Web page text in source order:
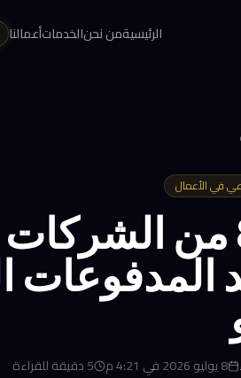
الرئيسيةمن نحنالخدماتأعمالنا
في الأعمال
83% من
المدفوعات
8 يوليو 2026 في 4:21 م 5دقيقة للقراءة